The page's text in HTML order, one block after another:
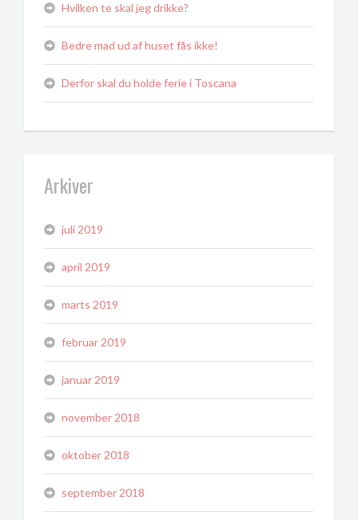
Hvilken te skal jeg drikke?
Bedre mad ud af huset fås ikke!
Derfor skal du holde ferie i Toscana
Arkiver
juli 2019
april 2019
marts 2019
februar 2019
januar 2019
november 2018
oktober 2018
september 2018